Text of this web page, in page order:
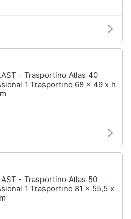
- Trasportino Atlas 40
1 Trasportino 68 x 49 x h
- Trasportino Atlas 50
1 Trasportino 81 x 55,5 x